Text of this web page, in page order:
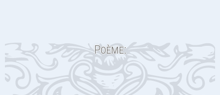
Poème: